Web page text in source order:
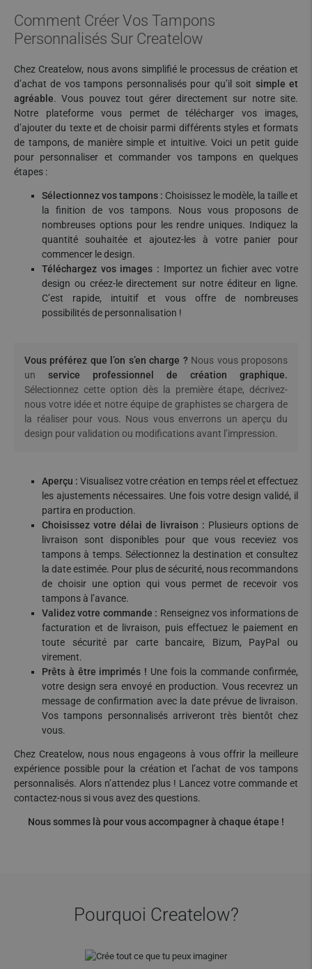
Comment Créer Vos Tampons
Personnalisés Sur Createlow
Chez Createlow, nous avons simplifié le processus de création et
d’achat de vos tampons personnalisés pour qu’il soit simple et
agréable. Vous pouvez tout gérer directement sur notre site.
Notre plateforme vous permet de télécharger vos images,
d’ajouter du texte et de choisir parmi différents styles et formats
de tampons, de manière simple et intuitive. Voici un petit guide
pour personnaliser et commander vos tampons en quelques
étapes :
Sélectionnez vos tampons : Choisissez le modèle, la taille et
la finition de vos tampons. Nous vous proposons de
nombreuses options pour les rendre uniques. Indiquez la
quantité souhaitée et ajoutez-les à votre panier pour
commencer le design.
Téléchargez vos images : Importez un fichier avec votre
design ou créez-le directement sur notre éditeur en ligne.
C’est rapide, intuitif et vous offre de nombreuses
possibilités de personnalisation !
Vous préférez que l’on s’en charge ?Nous vous proposons
un service professionnel de création graphique.
Sélectionnez cette option dès la première étape, décrivez-
nous votre idée et notre équipe de graphistes se chargera de
la réaliser pour vous. Nous vous enverrons un aperçu du
design pour validation ou modifications avant l’impression.
Aperçu : Visualisez votre création en temps réel et effectuez
les ajustements nécessaires. Une fois votre design validé, il
partira en production.
Choisissez votre délai de livraison : Plusieurs options de
livraison sont disponibles pour que vous receviez vos
tampons à temps. Sélectionnez la destination et consultez
la date estimée. Pour plus de sécurité, nous recommandons
de choisir une option qui vous permet de recevoir vos
tampons à l’avance.
Validez votre commande : Renseignez vos informations de
facturation et de livraison, puis effectuez le paiement en
toute sécurité par carte bancaire, Bizum, PayPal ou
virement.
Prêts à être imprimés ! Une fois la commande confirmée,
votre design sera envoyé en production. Vous recevrez un
message de confirmation avec la date prévue de livraison.
Vos tampons personnalisés arriveront très bientôt chez
vous.
Chez Createlow, nous nous engageons à vous offrir la meilleure
expérience possible pour la création et l’achat de vos tampons
personnalisés. Alors n’attendez plus ! Lancez votre commande et
contactez-nous si vous avez des questions.
Nous sommes là pour vous accompagner à chaque étape !
Pourquoi Createlow?